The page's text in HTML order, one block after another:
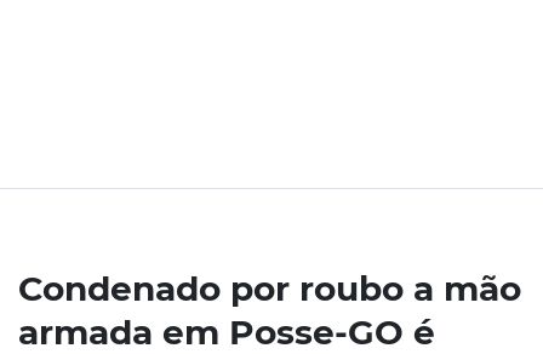
Condenado por roubo a mão
armada em Posse-GO é